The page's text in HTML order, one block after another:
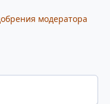
модератора